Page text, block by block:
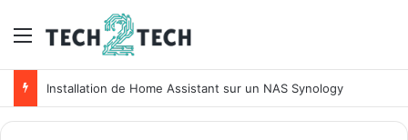
Menu
Installation de Home Assistant sur un NAS Synology